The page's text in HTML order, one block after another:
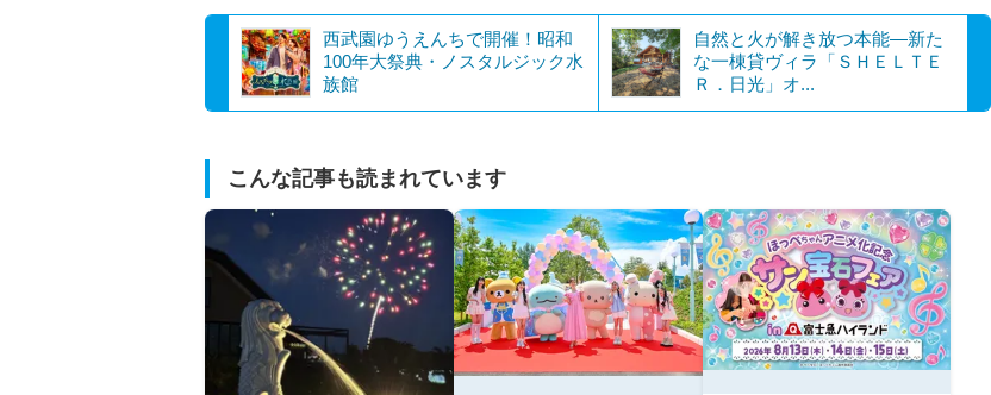
西武園ゆうえんちで開催！昭和
100年大祭典・ノスタルジック水
族館
自然と火が解き放つ本能―新た
な一棟貸ヴィラ「ＳＨＥＬＴＥ
Ｒ．日光」オ...
こんな記事も読まれています